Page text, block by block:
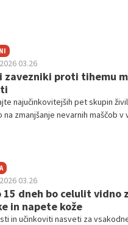
03.26
zavezniki proti tihemu
najučinkovitejših pet skupin
na zmanjšanje nevarnih maščob
03.26
15 dneh bo celulit vidno
in napete kože
in učinkoviti nasveti za